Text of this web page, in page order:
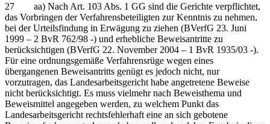
27 aa) Nach Art. 103 Abs. 1 GG sind die Gerichte verpflichtet,
das Vorbringen der Verfahrensbeteiligten zur Kenntnis zu nehmen,
bei der Urteilsfindung in Erwägung zu ziehen (BVerfG 23. Juni
1999 – 2 BvR 762/98 -) und erhebliche Beweisantritte zu
berücksichtigen (BVerfG 22. November 2004 – 1 BvR 1935/03 -).
Für eine ordnungsgemäße Verfahrensrüge wegen eines
übergangenen Beweisantritts genügt es jedoch nicht, nur
vorzutragen, das Landesarbeitsgericht habe angetretene Beweise
nicht berücksichtigt. Es muss vielmehr nach Beweisthema und
Beweismittel angegeben werden, zu welchem Punkt das
Landesarbeitsgericht rechtsfehlerhaft eine an sich gebotene